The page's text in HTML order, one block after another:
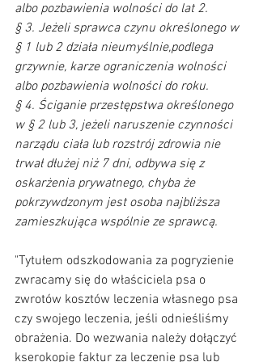
albo pozbawienia wolności do lat 2.
§ 3. Jeżeli sprawca czynu określonego w
§ 1 lub 2 działa nieumyślnie,podlega
grzywnie, karze ograniczenia wolności
albo pozbawienia wolności do roku.
§ 4. Ściganie przestępstwa określonego
w § 2 lub 3, jeżeli naruszenie czynności
narządu ciała lub rozstrój zdrowia nie
trwał dłużej niż 7 dni, odbywa się z
oskarżenia prywatnego, chyba że
pokrzywdzonym jest osoba najbliższa
zamieszkująca wspólnie ze sprawcą.
"Tytułem odszkodowania za pogryzienie
zwracamy się do właściciela psa o
zwrotów kosztów leczenia własnego psa
czy swojego leczenia, jeśli odnieśliśmy
obrażenia. Do wezwania należy dołączyć
kserokopie faktur za leczenie psa lub